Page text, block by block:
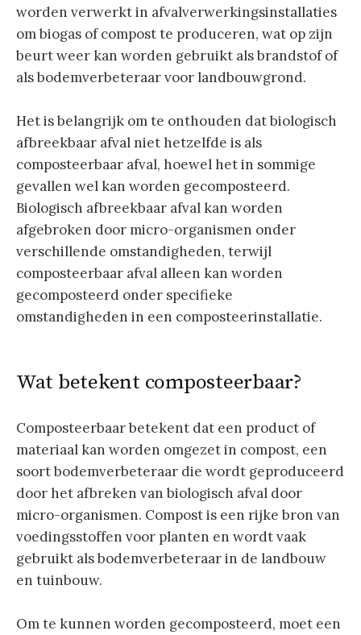
worden verwerkt in afvalverwerkingsinstallaties
om biogas of compost te produceren, wat op zijn
beurt weer kan worden gebruikt als brandstof of
als bodemverbeteraar voor landbouwgrond.
Het is belangrijk om te onthouden dat biologisch
afbreekbaar afval niet hetzelfde is als
composteerbaar afval, hoewel het in sommige
gevallen wel kan worden gecomposteerd.
Biologisch afbreekbaar afval kan worden
afgebroken door micro-organismen onder
verschillende omstandigheden, terwijl
composteerbaar afval alleen kan worden
gecomposteerd onder specifieke
omstandigheden in een composteerinstallatie.
Wat betekent composteerbaar?
Composteerbaar betekent dat een product of
materiaal kan worden omgezet in compost, een
soort bodemverbeteraar die wordt geproduceerd
door het afbreken van biologisch afval door
micro-organismen. Compost is een rijke bron van
voedingsstoffen voor planten en wordt vaak
gebruikt als bodemverbeteraar in de landbouw
en tuinbouw.
Om te kunnen worden gecomposteerd, moet een